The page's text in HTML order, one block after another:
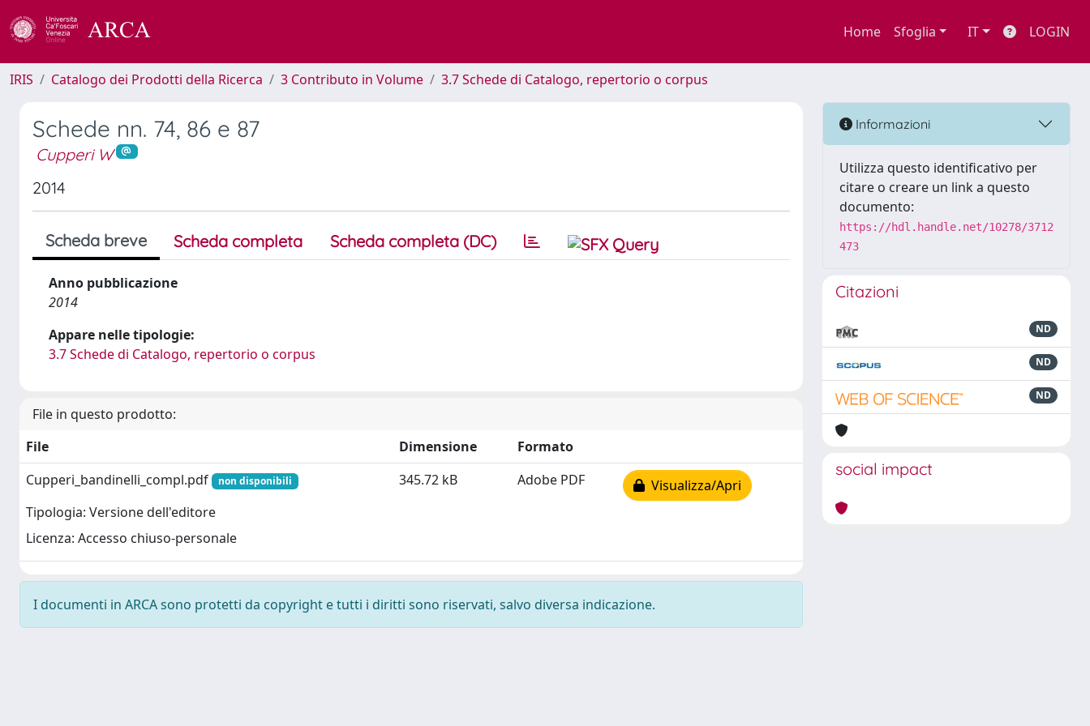
Home Sfoglia IT LOGIN
IRIS Catalogo dei Prodotti della Ricerca 3 Contributo in Volume 3.7 Schede di Catalogo, repertorio o corpus
Schede nn. 74, 86 e 87
Cupperi W
2014
Scheda breve Scheda completa Scheda completa (DC)
Anno pubblicazione
2014
Appare nelle tipologie:
3.7 Schede di Catalogo, repertorio o corpus
File in questo prodotto:
File
Dimensione
Formato
Cupperi_bandinelli_compl.pdf
non disponibili
Tipologia: Versione dell'editore
Licenza: Accesso chiuso-personale
345.72 kB Adobe PDF Visualizza/Apri
I documenti in ARCA sono protetti da copyright e tutti i diritti sono riservati, salvo diversa indicazione.
Informazioni
Utilizza questo identificativo per
citare o creare un link a questo
documento:
https://hdl.handle.net/10278/3712
473
Citazioni
ND
ND
ND
social impact